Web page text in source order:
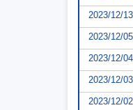
2023/12/13
2023/12/05
2023/12/04
2023/12/03
2023/12/02